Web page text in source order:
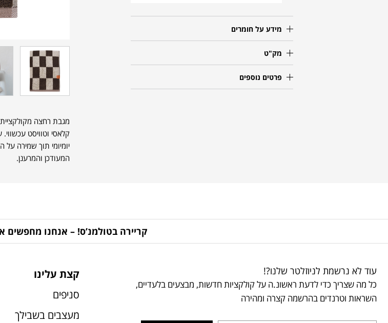
מידע על חומרים
מק"ט
פרטים נוספים
יומיומי תוך שמירה
המעודכן והמרענן.
קריירה בטולמנ’ס! – אנחנו מחפשים
עוד לא נרשמת לניוזלטר שלנו?!
כל מה שצריך כדי לדעת ראשונ.ה על קולקציות חדשות, מבצעים בלעדיים,
השראות וטרנדים בהרשמה קצרה ומהירה
קצת עלינו
סניפים
מעצבים בשבילך